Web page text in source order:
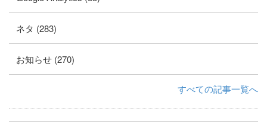
ネタ (283)
お知らせ (270)
すべての記事一覧へ